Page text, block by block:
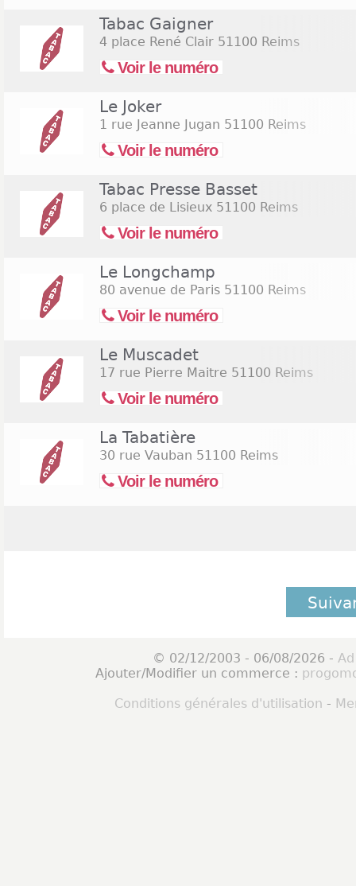
Tabac Gaigner
4 place René Clair 51100 Reims
Voir le numéro
Le Joker
1 rue Jeanne Jugan 51100 Reims
Voir le numéro
Tabac Presse Basset
6 place de Lisieux 51100 Reims
Voir le numéro
Le Longchamp
80 avenue de Paris 51100 Reims
Voir le numéro
Le Muscadet
17 rue Pierre Maitre 51100 Reims
Voir le numéro
La Tabatière
30 rue Vauban 51100 Reims
Voir le numéro
© 02/12/2003 - 06/08/2026 -
Ajouter/Modifier un commerce :
Conditions générales d'utilisation -